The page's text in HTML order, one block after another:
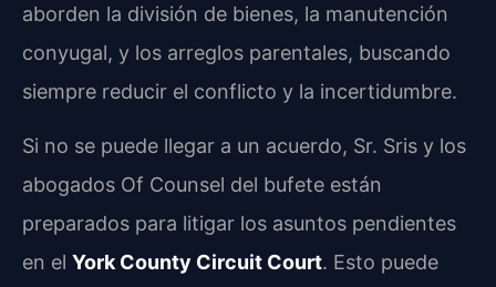
aborden la división de bienes, la manutención
conyugal, y los arreglos parentales, buscando
siempre reducir el conflicto y la incertidumbre.
Si no se puede llegar a un acuerdo, Sr. Sris y los
abogados Of Counsel del bufete están
preparados para litigar los asuntos pendientes
en el York County Circuit Court. Esto puede